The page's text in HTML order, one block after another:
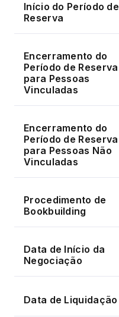
Início do Período de
Reserva
Encerramento do
Período de Reserva
para Pessoas
Vinculadas
Encerramento do
Período de Reserva
para Pessoas Não
Vinculadas
Procedimento de
Bookbuilding
Data de Início da
Negociação
Data de Liquidação